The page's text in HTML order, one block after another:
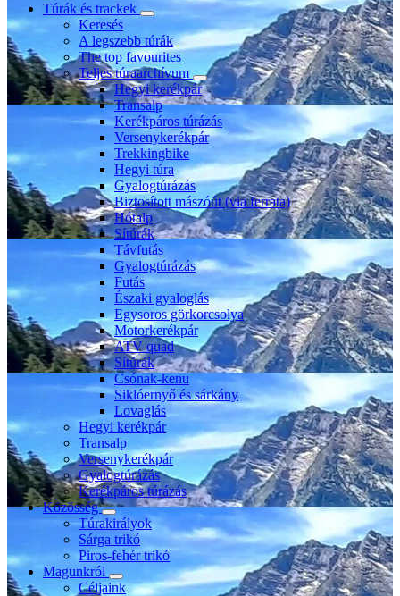
Túrák és trackek
Keresés
A legszebb túrák
The top favourites
Teljes túraarchívum
Hegyi kerékpár
Transalp
Kerékpáros túrázás
Versenykerékpár
Trekkingbike
Hegyi túra
Gyalogtúrázás
Biztosított mászóút (via ferrata)
Hótalp
Sítúrák
Távfutás
Gyalogtúrázás
Futás
Északi gyaloglás
Egysoros görkorcsolya
Motorkerékpár
ATV quad
Sítúrák
Csónak-kenu
Siklóernyő és sárkány
Lovaglás
Hegyi kerékpár
Transalp
Versenykerékpár
Gyalogtúrázás
Kerékpáros túrázás
Közösség
Túrakirályok
Sárga trikó
Piros-fehér trikó
Magunkról
Céljaink